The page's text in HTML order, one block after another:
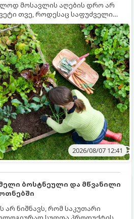
მოსავლის აღების დრო არ
თვე, როდესაც საფუძველი
მოსავალს და ბაღი მზადდება
იმისათვის, რომ
ხოლო მცენარეებმა
ბოლომდე 5
გაკეთება უნდა მოასწროთ:
2026/08/07 12:41
ბოსტნეული და მწვანილი
არ ნიშნავს, რომ საკუთარი